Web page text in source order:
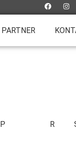
PARTNER
P R